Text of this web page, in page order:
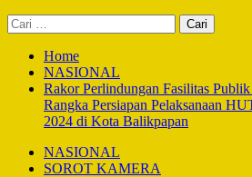
Cari
untuk:
Home
NASIONAL
Rakor Perlindungan Fasilitas
Rangka Persiapan Pelaksanaan
2024 di Kota Balikpapan
NASIONAL
SOROT KAMERA